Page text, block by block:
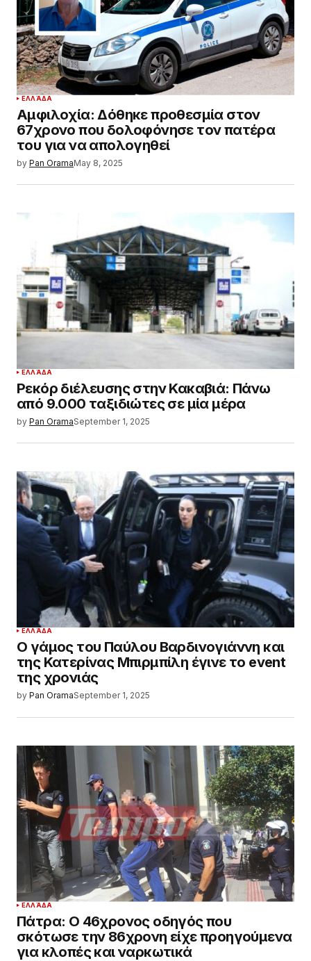
ΕΛΛΆΔΑ
Αμφιλοχία: Δόθηκε προθεσμία στον
67χρονο που δολοφόνησε τον πατέρα
του για να απολογηθεί
by Pan OramaMay 8, 2025
ΕΛΛΆΔΑ
Ρεκόρ διέλευσης στην Κακαβιά: Πάνω
από 9.000 ταξιδιώτες σε μία μέρα
by Pan OramaSeptember 1, 2025
ΕΛΛΆΔΑ
Ο γάμος του Παύλου Βαρδινογιάννη και
της Κατερίνας Μπιρμπίλη έγινε το event
της χρονιάς
by Pan OramaSeptember 1, 2025
ΕΛΛΆΔΑ
Πάτρα: Ο 46χρονος οδηγός που
σκότωσε την 86χρονη είχε προηγούμενα
για κλοπές και ναρκωτικά